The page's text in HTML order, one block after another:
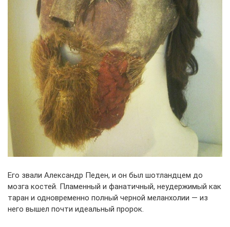
Его звали Александр Педен, и он был шотландцем до
мозга костей. Пламенный и фанатичный, неудержимый как
таран и одновременно полный черной меланхолии — из
него вышел почти идеальный пророк.